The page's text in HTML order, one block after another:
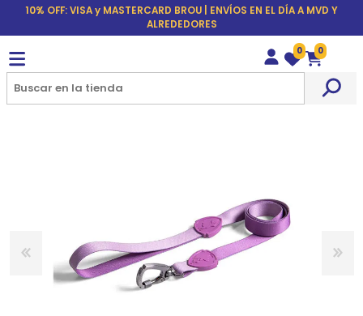
10% OFF: VISA y MASTERCARD BROU | ENVÍOS EN EL DÍA A MVD Y
ALREDEDORES
Wishlist
0
Carrito
0